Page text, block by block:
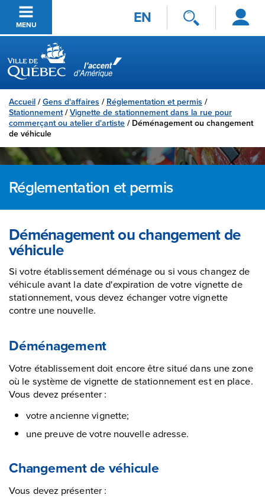
Passer au contenu principal
MENU EN
Se
connecter
Ville de Québec
Accueil /Gens d'affaires / Réglementation et permis /
Stationnement/Vignette de stationnement dans la rue pour
commerçant ou atelier d'artiste / Déménagement ou changement
de véhicule
Réglementation et permis
Déménagement ou changement de
véhicule
Si votre établissement déménage ou si vous changez de
véhicule avant la date d'expiration de votre vignette de
stationnement, vous devez échanger votre vignette
contre une nouvelle.
Déménagement
Votre établissement doit encore être situé dans une zone
où le système de vignette de stationnement est en place.
Vous devez présenter :
votre ancienne vignette;
une preuve de votre nouvelle adresse.
Changement de véhicule
Vous devez présenter :